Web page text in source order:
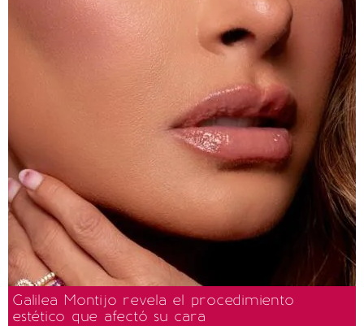
Galilea Montijo revela el procedimiento
estético que afectó su cara